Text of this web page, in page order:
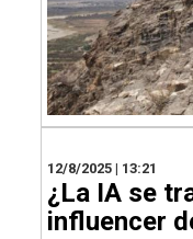
12/8/2025 | 13:21
¿La IA se
influencer